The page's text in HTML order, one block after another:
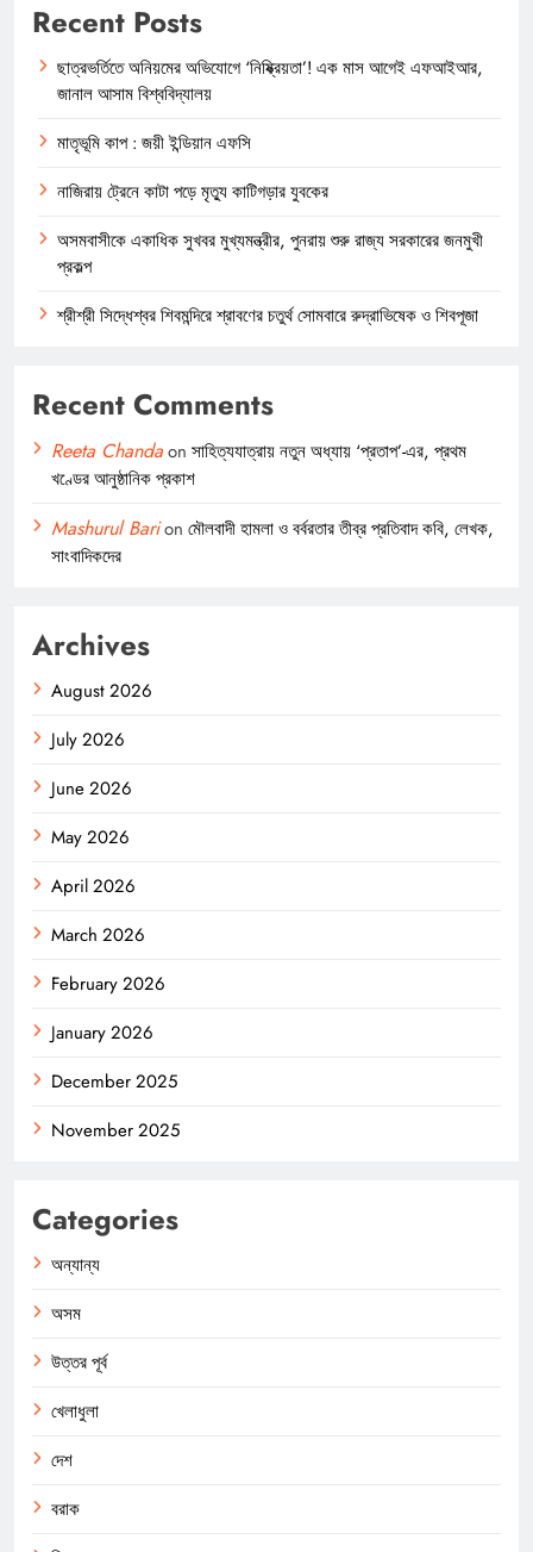
Recent Posts
ছাত্রভর্তিতে অনিয়মের অভিযোগে ‘নিষ্ক্রিয়তা’! এক মাস আগেই এফআইআর,
জানাল আসাম বিশ্ববিদ্যালয়
মাতৃভূমি কাপ : জয়ী ইন্ডিয়ান এফসি
নাজিরায় ট্রেনে কাটা পড়ে মৃত্যু কাটিগড়ার যুবকের
অসমবাসীকে একাধিক সুখবর মুখ্যমন্ত্রীর, পুনরায় শুরু রাজ্য সরকারের জনমুখী
প্রকল্প
শ্রীশ্রী সিদ্ধেশ্বর শিবমন্দিরে শ্রাবণের চতুর্থ সোমবারে রুদ্রাভিষেক ও শিবপূজা
Recent Comments
Reeta Chandaon সাহিত্যযাত্রায় নতুন অধ্যায় ‘প্রতাপ’-এর, প্রথম
খণ্ডের আনুষ্ঠানিক প্রকাশ
Mashurul Barion মৌলবাদী হামলা ও বর্বরতার তীব্র প্রতিবাদ কবি, লেখক,
সাংবাদিকদের
Archives
August 2026
July 2026
June 2026
May 2026
April 2026
March 2026
February 2026
January 2026
December 2025
November 2025
Categories
অন্যান্য
অসম
উত্তর পূর্ব
খেলাধুলা
দেশ
বরাক